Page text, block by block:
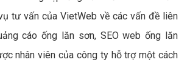
tư vấn của VietWeb về các vấn đề liên
cáo ống lăn sơn, SEO web ống lăn
nhân viên của công ty hỗ trợ một cách